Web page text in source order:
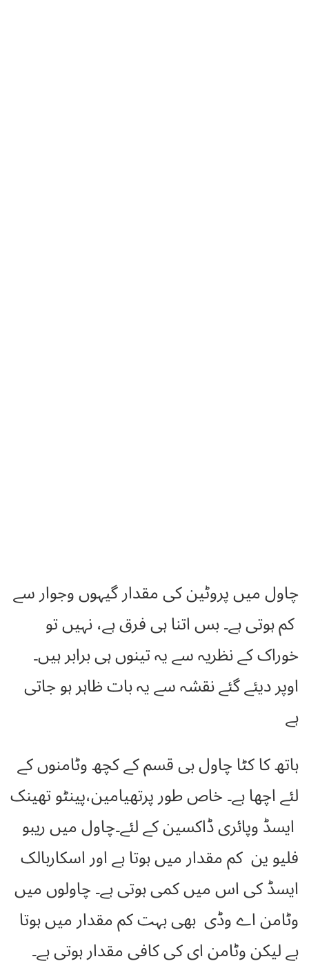
چاول میں پروٹین کی مقدار گیہوں وجوار سے
کم ہوتی ہے۔ بس اتنا ہی فرق ہے، نہیں تو
خوراک کے نظریہ سے یہ تینوں ہی برابر ہیں۔
اوپر دیئے گئے نقشہ سے یہ بات ظاہر ہو جاتی
ہے
ہاتھ کا کٹا چاول بی قسم کے کچھ وٹامنوں کے
لئے اچھا ہے۔ خاص طور پرتھیامین،پینٹو تھینک
ایسڈ وپائری ڈاکسین کے لئے۔چاول میں ریبو
فلیو ین کم مقدار میں ہوتا ہے اور اسکاربالک
ایسڈ کی اس میں کمی ہوتی ہے۔ چاولوں میں
وٹامن اے وڈی بھی بہت کم مقدار میں ہوتا
ہے لیکن وٹامن ای کی کافی مقدار ہوتی ہے۔